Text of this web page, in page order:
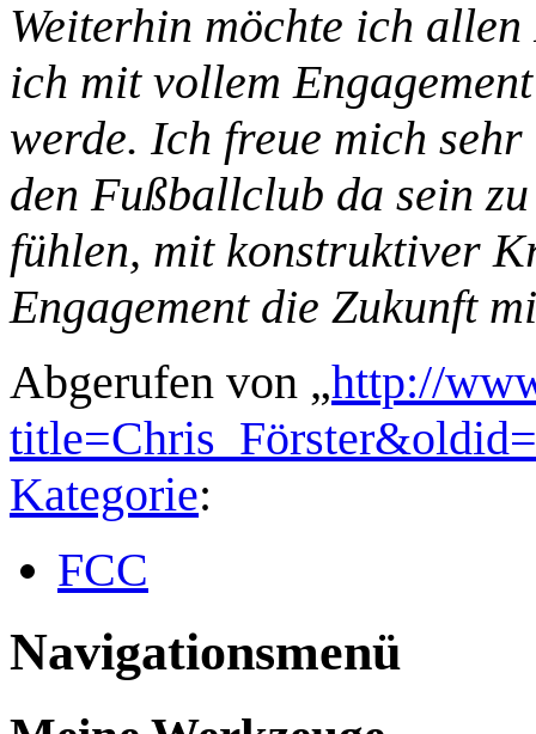
Weiterhin möchte ich
ich mit vollem
werde. Ich freue mich
den Fußballclub da sein
fühlen, mit konstruktiver
Engagement die Zukunft
Abgerufen von „http://
Kategorie:
FCC
Navigationsmenü